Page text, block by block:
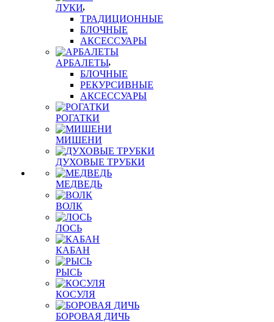
ЛУКИ
ТРАДИЦИОННЫЕ
БЛОЧНЫЕ
АКСЕССУАРЫ
АРБАЛЕТЫ
БЛОЧНЫЕ
РЕКУРСИВНЫЕ
АКСЕССУАРЫ
РОГАТКИ
МИШЕНИ
ДУХОВЫЕ ТРУБКИ
МЕДВЕДЬ
ВОЛК
ЛОСЬ
КАБАН
РЫСЬ
КОСУЛЯ
БОРОВАЯ ДИЧЬ